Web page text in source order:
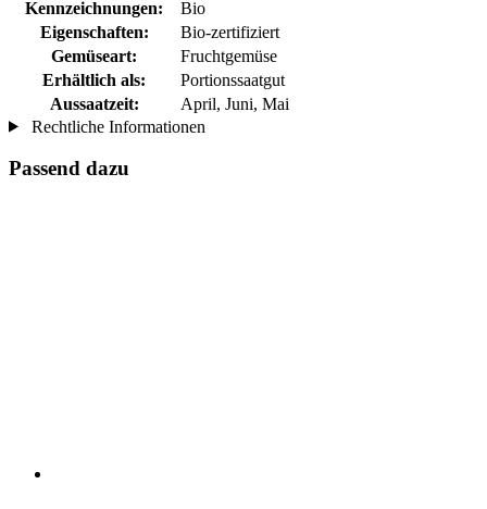
Kennzeichnungen:
Bio
Eigenschaften:
Bio-zertifiziert
Gemüseart:
Fruchtgemüse
Erhältlich als:
Portionssaatgut
Aussaatzeit:
April, Juni, Mai
Rechtliche Informationen
Passend dazu